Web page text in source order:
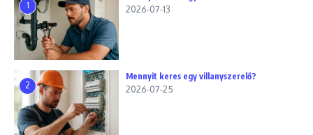
1 2026-07-13
2
Mennyit keres egy villanyszerelő?
2026-07-25